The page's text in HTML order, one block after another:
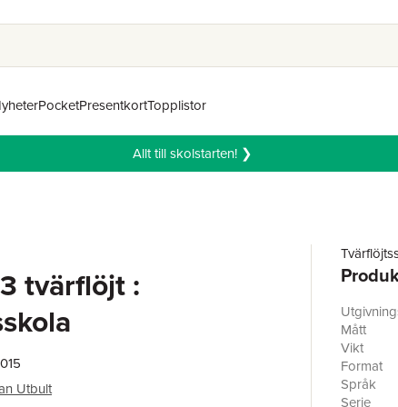
PocketPresentkortTopplistor
Allt till skolstarten! ❯
tvärflöjt :
Utbult
Mått
Vikt
Format
Språk
Serie